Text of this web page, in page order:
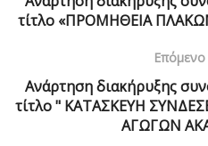
τίτλο «ΠΡΟΜΗΘΕΙΑ
Ανάρτηση διακήρυξης
τίτλο " ΚΑΤΑΣΚΕΥΗ
ΑΓΩΓΩΝ